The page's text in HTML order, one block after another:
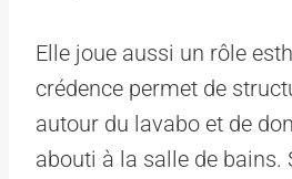
Elle joue aussi un rôle
crédence permet de
autour du lavabo et de
abouti à la salle de bains.